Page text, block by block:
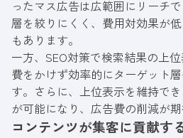
ったマス広告は広範囲にリーチ
層を絞りにくく、費用対効果が
もあります。
一方、SEO対策で検索結果の上
費をかけず効率的にターゲット
す。さらに、上位表示を維持で
が可能になり、広告費の削減が期
コンテンツが集客に貢献す